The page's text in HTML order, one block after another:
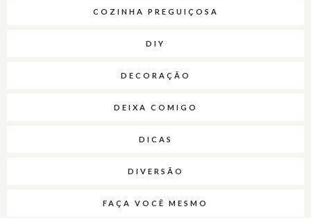
COZINHA PREGUIÇOSA
DIY
DECORAÇÃO
DEIXA COMIGO
DICAS
DIVERSÃO
FAÇA VOCÊ MESMO